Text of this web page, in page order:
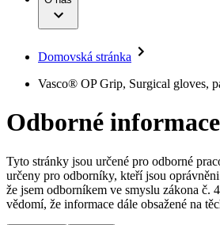
Léčba bolesti
Mimotělní očišťování
Neurochirurgie
Onkologie
Ortopedie
Péče o rány
Péče o stomii
Prevence a kontrola
Uzavírání ran
Onemocnění
B. Braun Avitum
Vaše příležitost​
Média
Tiskové zprávy
Kontakt
Registrace k odběru
Společnost
Odpovědnost
Domovská stránka
Vasco® OP Grip, Surgical gloves,
Odborné
Tyto stránky jsou určené pro odborné
určeny pro odborníky, kteří jsou
že jsem odborníkem ve smyslu zákona č.
vědomí, že informace dále obsažené na